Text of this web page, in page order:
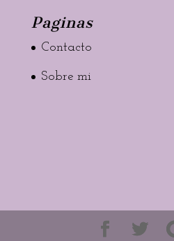
Paginas
Contacto
Sobre mi